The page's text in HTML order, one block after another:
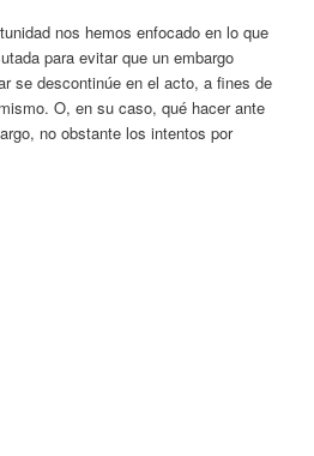
nos hemos enfocado en lo que
para evitar que un embargo
se descontinúe en el acto, a fines de
O, en su caso, qué hacer ante
no obstante los intentos por